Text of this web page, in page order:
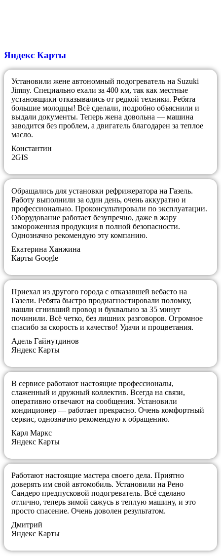
Яндекс Карты
Установили жене автономный подогреватель на Suzuki
Jimny. Специально ехали за 400 км, так как местные
установщики отказывались от редкой техники. Ребята —
большие молодцы! Всё сделали, подробно объяснили и
выдали документы. Теперь жена довольна — машина
заводится без проблем, а двигатель благодарен за теплое
масло.
​Константин
2GIS
Обращались для установки рефрижератора на Газель.
Работу выполнили за один день, очень аккуратно и
профессионально. Проконсультировали по эксплуатации.
Оборудование работает безупречно, даже в жару
замороженная продукция в полной безопасности.
Однозначно рекомендую эту компанию.
​Екатерина Ханжина
Карты Google
Приехал из другого города с отказавшей вебасто на
Газели. Ребята быстро продиагностировали поломку,
нашли сгнивший провод и буквально за 35 минут
починили. Всё четко, без лишних разговоров. Огромное
спасибо за скорость и качество! Удачи и процветания.
Адель Гайнутдинов
Яндекс Карты
В сервисе работают настоящие профессионалы,
слаженный и дружный коллектив. Всегда на связи,
оперативно отвечают на сообщения. Установили
кондиционер — работает прекрасно. Очень комфортный
сервис, однозначно рекомендую к обращению.
Карл Маркс
Яндекс Карты
Работают настоящие мастера своего дела. Приятно
доверять им свой автомобиль. Установили на Рено
Сандеро предпусковой подогреватель. Всё сделано
отлично, теперь зимой сажусь в теплую машину, и это
просто спасение. Очень доволен результатом.
Дмитрий
Яндекс Карты